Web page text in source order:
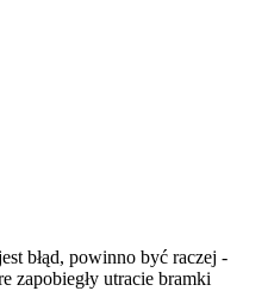
błąd, powinno być raczej -
zapobiegły utracie bramki